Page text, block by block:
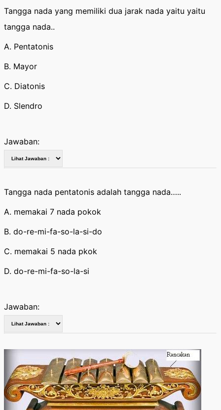
Tangga nada yang memiliki dua jarak nada yaitu yaitu
tangga nada..
A. Pentatonis
B. Mayor
C. Diatonis
D. Slendro
Jawaban:
Tangga nada pentatonis adalah tangga nada…..
A. memakai 7 nada pokok
B. do-re-mi-fa-so-la-si-do
C. memakai 5 nada pkok
D. do-re-mi-fa-so-la-si
Jawaban: